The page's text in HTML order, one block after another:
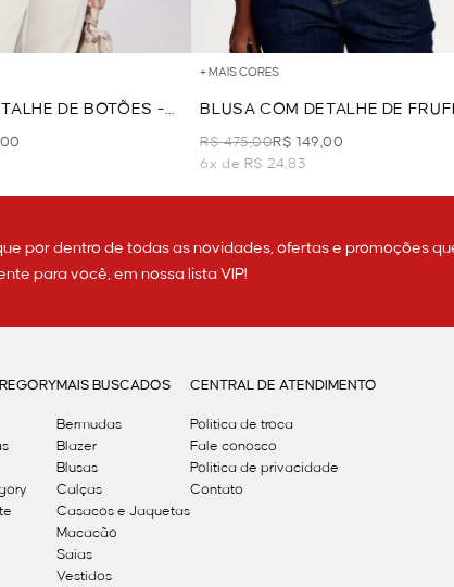
DE BOTÕES -
+ MAIS CORES
BLUSA COM DETALHE DE
PRETO
R$ 475,00R$ 149,00
6x de R$ 24,83
por dentro de todas as novidades, ofertas e promoções
para você, em nossa lista VIP!
MAIS BUSCADOS
Bermudas
Blazer
Blusas
Calças
Casacos e Jaquetas
Macacão
Saias
Vestidos
CENTRAL DE ATENDIMENTO
Política de troca
Fale conosco
Politica de privacidade
Contato